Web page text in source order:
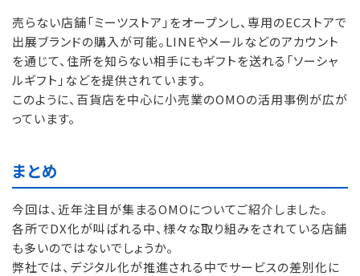
売らない店舗「ミーツストア」をオープンし、専用のECストアで
出展ブランドの購入が可能。LINEやメールなどのアカウント
を通じて、住所を知らない相手にもギフトを送れる「ソーシャ
ルギフト」などを提供されています。
このように、百貨店を中心に小売業のOMOの活用事例が広が
っています。
まとめ
今回は、近年注目が集まるOMOについてご紹介しました。
各所でDX化が叫ばれる中、様々な取り組みをされている店舗
も多いのではないでしょうか。
弊社では、デジタル化が推進される中でサービスの差別化に